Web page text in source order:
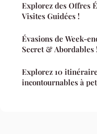
Explorez des Offres
Visites Guidées !
Évasions de Week-
Secret & Abordables
Explorez 10
incontournables à